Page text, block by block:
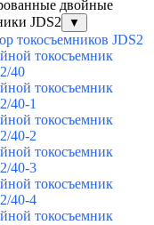
двойные
JDS2
▼
токосъемников JDS2
токосъемник
40
токосъемник
40-1
токосъемник
40-2
токосъемник
40-3
токосъемник
40-4
токосъемник